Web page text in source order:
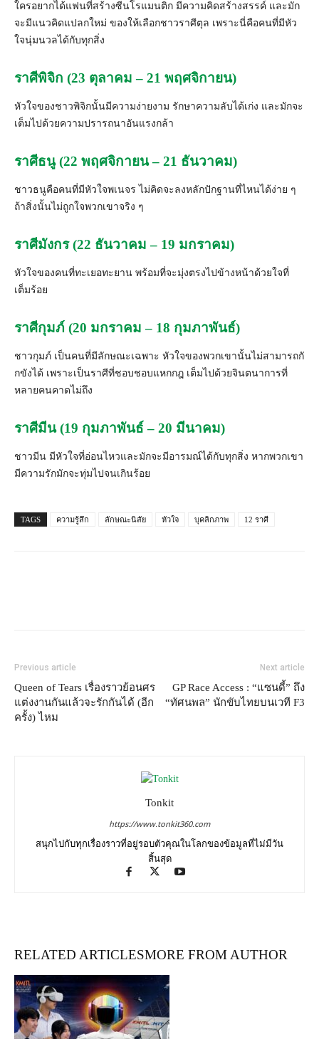
ใครอยากได้แฟนที่สร้างซีนโรแมนติก มีความคิดสร้างสรรค์ และมัก
จะมีแนวคิดแปลกใหม่ ของให้เลือกชาวราศีตุล เพราะนี่คือคนที่มีหัว
ใจนุ่มนวลได้กับทุกสิ่ง
ราศีพิจิก (23 ตุลาคม – 21 พฤศจิกายน)
หัวใจของชาวพิจิกนั้นมีความง่ายงาม รักษาความลับได้เก่ง และมักจะ
เต็มไปด้วยความปรารถนาอันแรงกล้า
ราศีธนู (22 พฤศจิกายน – 21 ธันวาคม)
ชาวธนูคือคนที่มีหัวใจพเนจร ไม่คิดจะลงหลักปักฐานที่ไหนได้ง่าย ๆ
ถ้าสิ่งนั้นไม่ถูกใจพวกเขาจริง ๆ
ราศีมังกร (22 ธันวาคม – 19 มกราคม)
หัวใจของคนที่ทะเยอทะยาน พร้อมที่จะมุ่งตรงไปข้างหน้าด้วยใจที่
เต็มร้อย
ราศีกุมภ์ (20 มกราคม – 18 กุมภาพันธ์)
ชาวกุมภ์ เป็นคนที่มีลักษณะเฉพาะ หัวใจของพวกเขานั้นไม่สามารถกั
กขังได้ เพราะเป็นราศีที่ชอบชอบแหกกฎ เต็มไปด้วยจินตนาการที่
หลายคนคาดไม่ถึง
ราศีมีน (19 กุมภาพันธ์ – 20 มีนาคม)
ชาวมีน มีหัวใจที่อ่อนไหวและมักจะมีอารมณ์ได้กับทุกสิ่ง หากพวกเขา
มีความรักมักจะทุ่มไปจนเกินร้อย
TAGS ความรู้สึก ลักษณะนิสัย หัวใจ บุคลิกภาพ 12 ราศี
Previous article
Queen of Tears เรื่องราวย้อนศร
แต่งงานกันแล้วจะรักกันได้ (อีก
ครั้ง) ไหม
Next article
GP Race Access : “แซนดี้” ถึง
“ทัศนพล” นักขับไทยบนเวที F3
Tonkit
https://www.tonkit360.com
สนุกไปกับทุกเรื่องราวที่อยู่รอบตัวคุณในโลกของข้อมูลที่ไม่มีวัน
สิ้นสุด
RELATED ARTICLESMORE FROM AUTHOR